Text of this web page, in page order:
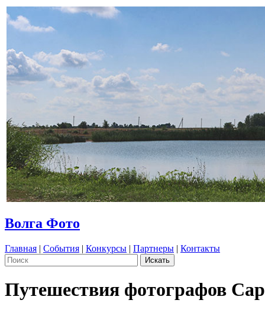
Волга Фото
Главная | События | Конкурсы | Партнеры | Контакты
Путешествия фотографов